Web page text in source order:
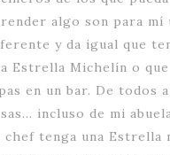
algo son para mí
y da igual que
Estrella Michelín o que
en un bar. De todos
incluso de mi
chef tenga una Estrella